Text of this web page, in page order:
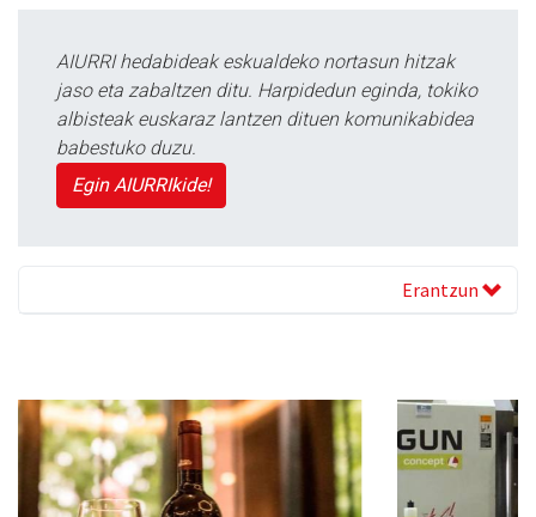
AIURRI hedabideak eskualdeko nortasun hitzak
jaso eta zabaltzen ditu. Harpidedun eginda, tokiko
albisteak euskaraz lantzen dituen komunikabidea
babestuko duzu.
Egin AIURRIkide!
Erantzun